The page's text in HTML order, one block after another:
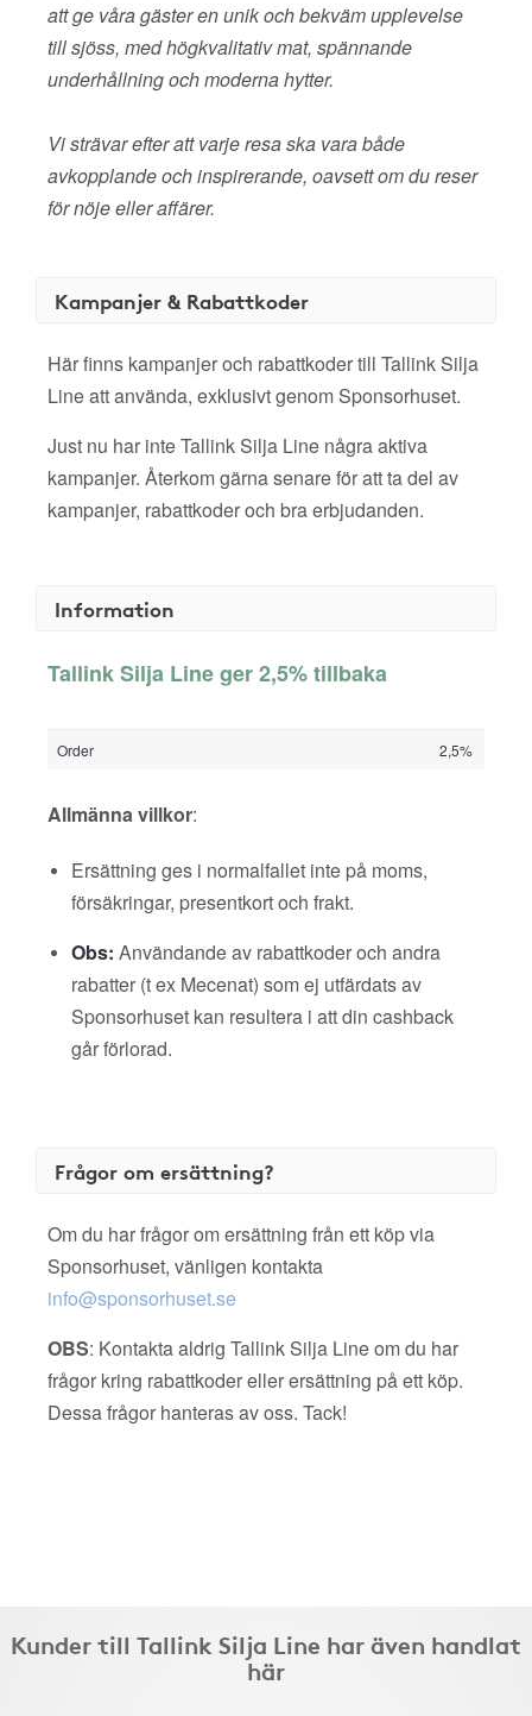
att ge våra gäster en unik och bekväm upplevelse
till sjöss, med högkvalitativ mat, spännande
underhållning och moderna hytter.
Vi strävar efter att varje resa ska vara både
avkopplande och inspirerande, oavsett om du reser
för nöje eller affärer.
Kampanjer & Rabattkoder
Här finns kampanjer och rabattkoder till Tallink Silja
Line att använda, exklusivt genom Sponsorhuset.
Just nu har inte Tallink Silja Line några aktiva
kampanjer. Återkom gärna senare för att ta del av
kampanjer, rabattkoder och bra erbjudanden.
Information
Tallink Silja Line ger 2,5% tillbaka
Order 2,5%
Allmänna villkor:
Ersättning ges i normalfallet inte på moms,
försäkringar, presentkort och frakt.
Obs: Användande av rabattkoder och andra
rabatter (t ex Mecenat) som ej utfärdats av
Sponsorhuset kan resultera i att din cashback
går förlorad.
Frågor om ersättning?
Om du har frågor om ersättning från ett köp via
Sponsorhuset, vänligen kontakta
info@sponsorhuset.se
OBS: Kontakta aldrig Tallink Silja Line om du har
frågor kring rabattkoder eller ersättning på ett köp.
Dessa frågor hanteras av oss. Tack!
Kunder till Tallink Silja Line har även handlat
här